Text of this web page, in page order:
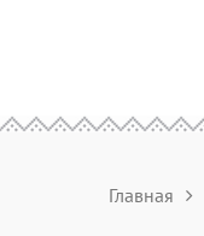
Главная